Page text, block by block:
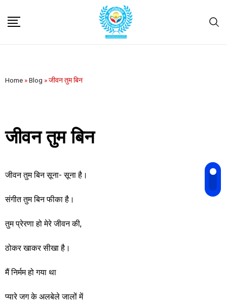
Home »Blog »जीवन तुम बिन
जीवन तुम बिन
जीवन तुम बिन सूना- सूना है।
संगीत तुम बिन फीका है।
तुम प्रेरणा हो मेरे जीवन की,
ठोकर खाकर सीखा है।
मैं निर्मम हो गया था
प्यारे जग के अलबेले जालों में